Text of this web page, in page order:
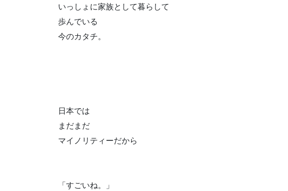
いっしょに家族として暮らして
歩んでいる
今のカタチ。
日本では
まだまだ
マイノリティーだから
「すごいね。」